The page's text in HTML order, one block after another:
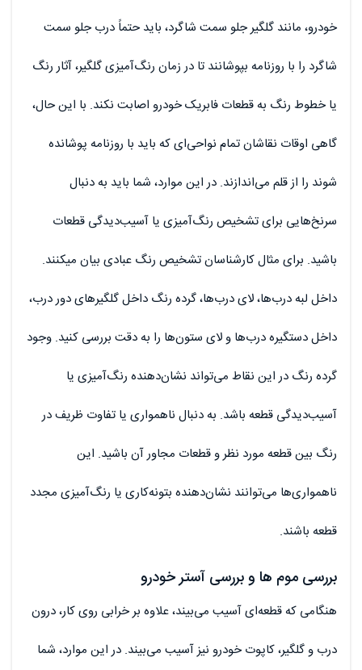
خودرو، مانند گلگیر جلو سمت شاگرد، باید حتماً درب جلو سمت
شاگرد را با روزنامه بپوشانند تا در زمان رنگ‌آمیزی گلگیر، آثار رنگ
یا خطوط رنگ به قطعات فابریک خودرو اصابت نکند. با این حال،
گاهی اوقات نقاشان تمام نواحی‌ای که باید با روزنامه پوشانده
شوند را از قلم می‌اندازند. در این موارد، شما باید به دنبال
سرنخ‌هایی برای تشخیص رنگ‌آمیزی یا آسیب‌دیدگی قطعات
باشید. برای مثال کارشناسان تشخیص رنگ عبادی بیان میکنند.
داخل لبه درب‌ها، لای درب‌ها، گرده رنگ داخل گلگیرهای دور درب،
داخل دستگیره درب‌ها و لای ستون‌ها را به دقت بررسی کنید. وجود
گرده رنگ در این نقاط می‌تواند نشان‌دهنده رنگ‌آمیزی یا
آسیب‌دیدگی قطعه باشد. به دنبال ناهمواری یا تفاوت ظریف در
رنگ بین قطعه مورد نظر و قطعات مجاور آن باشید. این
ناهمواری‌ها می‌توانند نشان‌دهنده بتونه‌کاری یا رنگ‌آمیزی مجدد
قطعه باشند.
بررسی موم ها و بررسی آستر خودرو
هنگامی که قطعه‌ای آسیب می‌بیند، علاوه بر خرابی روی کار، درون
درب و گلگیر، کاپوت خودرو نیز آسیب می‌بیند. در این موارد، شما